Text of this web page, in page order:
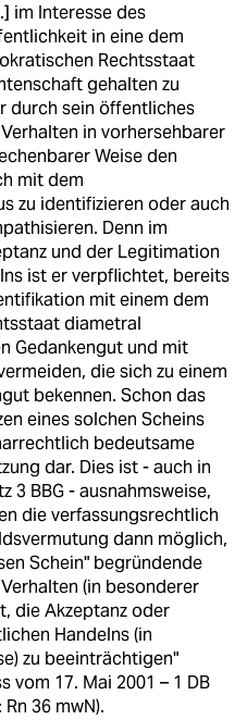
im Interesse des
in eine dem
Rechtsstaat
gehalten zu
durch sein öffentliches
in vorhersehbarer
Weise den
mit dem
zu identifizieren oder auch
Denn im
und der Legitimation
ist er verpflichtet, bereits
mit einem dem
diametral
Gedankengut und mit
die sich zu einem
bekennen. Schon das
eines solchen Scheins
bedeutsame
dar. Dies ist - auch in
3 BBG - ausnahmsweise,
die verfassungsrechtlich
dann möglich,
Schein" begründende
(in besonderer
die Akzeptanz oder
Handelns (in
zu beeinträchtigen"
vom 17. Mai 2001 – 1 DB
36 mwN).